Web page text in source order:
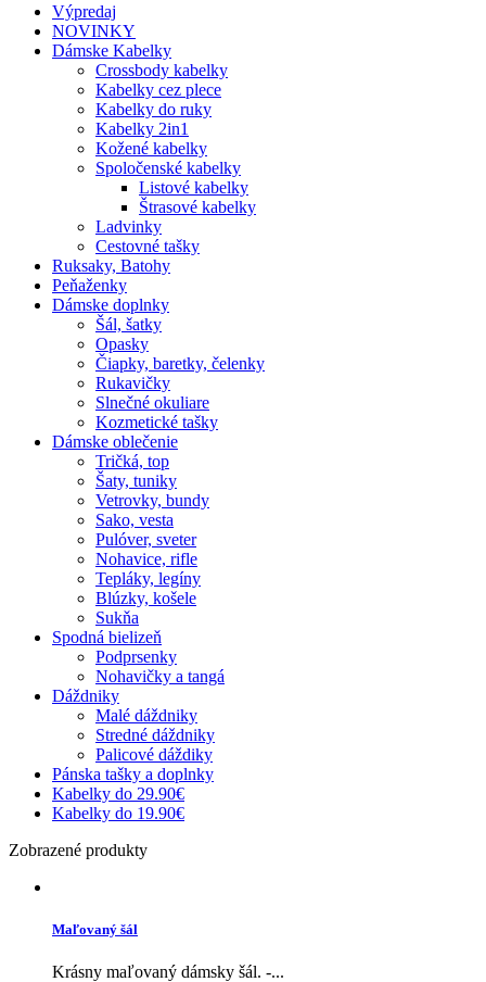
Výpredaj
NOVINKY
Dámske Kabelky
Crossbody kabelky
Kabelky cez plece
Kabelky do ruky
Kabelky 2in1
Kožené kabelky
Spoločenské kabelky
Listové kabelky
Štrasové kabelky
Ladvinky
Cestovné tašky
Ruksaky, Batohy
Peňaženky
Dámske doplnky
Šál, šatky
Opasky
Čiapky, baretky, čelenky
Rukavičky
Slnečné okuliare
Kozmetické tašky
Dámske oblečenie
Tričká, top
Šaty, tuniky
Vetrovky, bundy
Sako, vesta
Pulóver, sveter
Nohavice, rifle
Tepláky, legíny
Blúzky, košele
Sukňa
Spodná bielizeň
Podprsenky
Nohavičky a tangá
Dáždniky
Malé dáždniky
Stredné dáždniky
Palicové dáždiky
Pánska tašky a doplnky
Kabelky do 29.90€
Kabelky do 19.90€
Zobrazené produkty
Maľovaný šál
Krásny maľovaný dámsky šál. -...